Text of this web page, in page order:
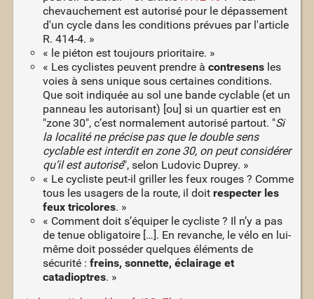
chevauchement est autorisé pour le dépassement
d'un cycle dans les conditions prévues par l'article
R. 414-4. »
« le piéton est toujours prioritaire. »
« Les cyclistes peuvent prendre à contresensles
voies à sens unique sous certaines conditions.
Que soit indiquée au sol une bande cyclable (et un
panneau les autorisant) [ou] si un quartier est en
"zone 30", c’est normalement autorisé partout. "Si
la localité ne précise pas que le double sens
cyclable est interdit en zone 30, on peut considérer
qu’il est autorisé", selon Ludovic Duprey. »
« Le cycliste peut-il griller les feux rouges ? Comme
tous les usagers de la route, il doit respecter les
feux tricolores. »
« Comment doit s’équiper le cycliste ? Il n’y a pas
de tenue obligatoire […]. En revanche, le vélo en lui-
même doit posséder quelques éléments de
sécurité : freins, sonnette, éclairage et
catadioptres. »